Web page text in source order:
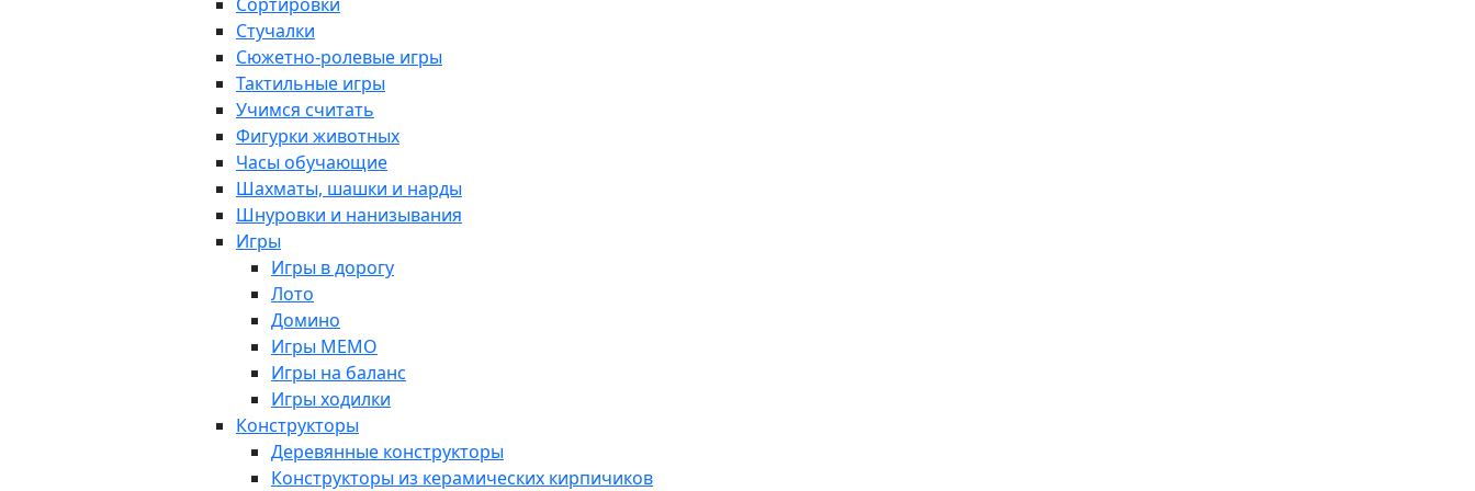
Стучалки
Сюжетно-ролевые игры
Тактильные игры
Учимся считать
Фигурки животных
Часы обучающие
Шахматы, шашки и нарды
Шнуровки и нанизывания
Игры
Игры в дорогу
Лото
Домино
Игры МЕМО
Игры на баланс
Игры ходилки
Конструкторы
Деревянные конструкторы
Конструкторы из керамических кирпичиков